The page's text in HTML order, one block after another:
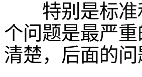
特别是标准
个问题是最严
清楚，后面的